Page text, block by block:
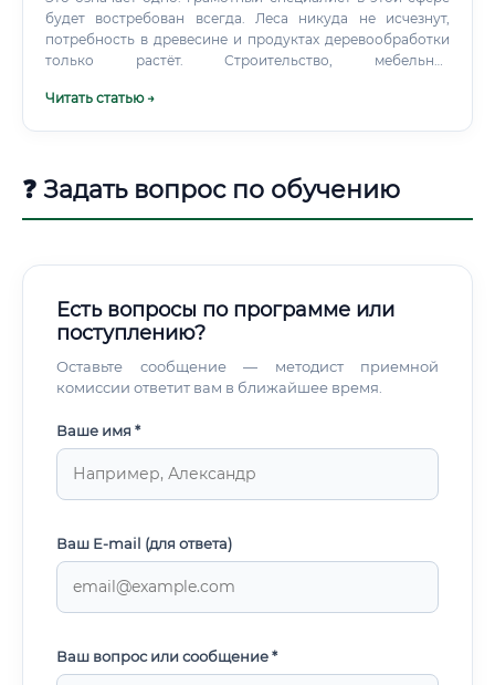
будет востребован всегда. Леса никуда не исчезнут,
потребность в древесине и продуктах деревообработки
только растёт. Строительство, мебельная
нужна древесина.
Читать статью →
❓ Задать вопрос по обучению
Есть вопросы по программе или
поступлению?
Оставьте сообщение — методист приемной
комиссии ответит вам в ближайшее время.
Ваше имя *
Ваш E-mail (для ответа)
Ваш вопрос или сообщение *